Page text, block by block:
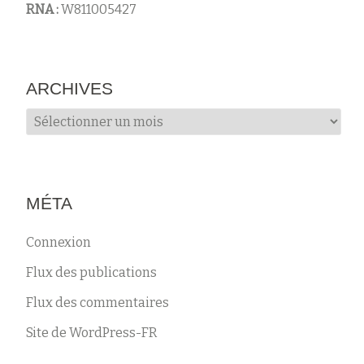
RNA :W811005427
ARCHIVES
Archives
MÉTA
Connexion
Flux des publications
Flux des commentaires
Site de WordPress-FR